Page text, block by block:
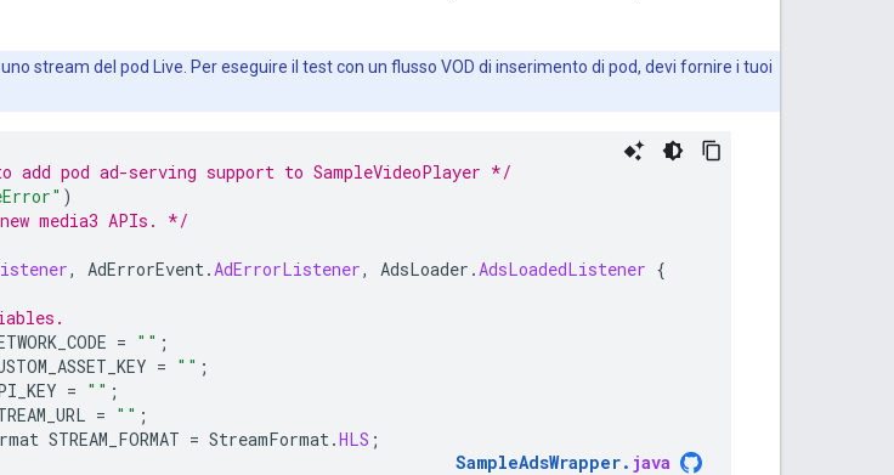
stream del pod Live. Per eseguire il test con un flusso VOD di inserimento di pod, devi fornire i tuoi
add pod ad-serving support to SampleVideoPlayer */
)
media3 APIs. */
, AdErrorEvent.AdErrorListener, AdsLoader .AdsLoadedListener {
= "" ;
= "" ;
= "" ;
= "" ;
STREAM_FORMAT = StreamFormat.HLS ;
SampleAdsWrapper. java